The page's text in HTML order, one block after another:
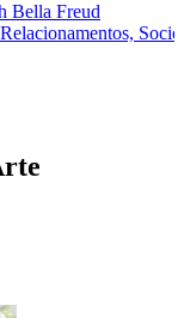
Bella Freud